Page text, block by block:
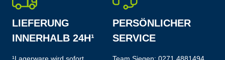
LIEFERUNG
INNERHALB 24H¹
PERSÖNLICHER
SERVICE